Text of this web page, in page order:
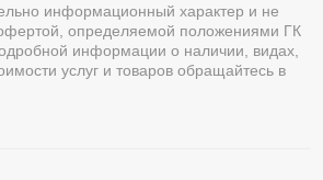
информационный характер и не
определяемой положениями ГК
информации о наличии, видах,
услуг и товаров обращайтесь в